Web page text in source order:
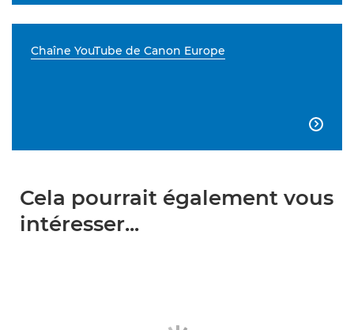
Chaîne YouTube de Canon Europe

Cela pourrait également vous
intéresser...